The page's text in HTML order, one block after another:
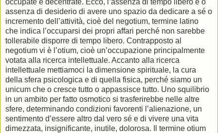
assenza di desiderio di avere uno spazio da dedicare a sé o
incremento dell’attività, cioè del negotium, termine latino
che indica l’occuparsi dei propri affari perché non sarebbe
tollerabile disporre di tempo libero. Contrapposto al
negotium vi è l’otium, cioè un’occupazione principalmente
votata alla ricerca intellettuale. Accanto alla ricerca
intellettuale mettiamoci la dimensione spirituale, la cura
della sfera psicologica e di quella fisica, perché siamo un
unicum che o cresce tutto o appassisce tutto. Uno squilibrio
in un ambito per fatto osmotico si trasferirebbe nelle altre
sfere, determinando condizioni favorenti l’alienazione, un
sentimento d’essere altro dal vero sé e di vivere una vita
dimezzata, insignificante, inutile, dolorosa. Il termine otium